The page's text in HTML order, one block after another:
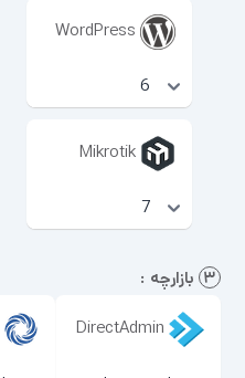
WordPress
Mikrotik
۳ بازارچه :
DirectAdmin